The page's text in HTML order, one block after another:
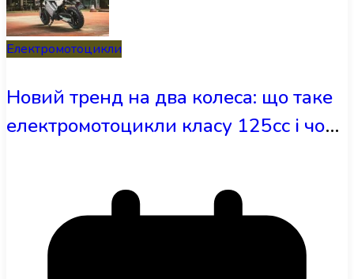
Електромотоцикли
Новий тренд на два колеса: що таке
електромотоцикли класу 125сс і чому